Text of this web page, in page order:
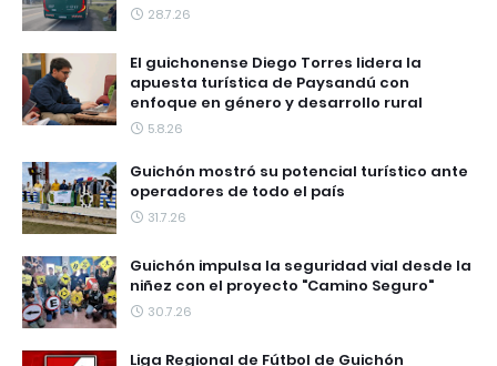
28.7.26
El guichonense Diego Torres lidera la
apuesta turística de Paysandú con
enfoque en género y desarrollo rural
5.8.26
Guichón mostró su potencial turístico ante
operadores de todo el país
31.7.26
Guichón impulsa la seguridad vial desde la
niñez con el proyecto "Camino Seguro"
30.7.26
Liga Regional de Fútbol de Guichón